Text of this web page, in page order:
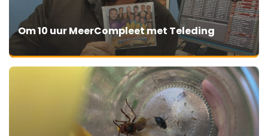
Om 10 uur MeerCompleet met Teleding